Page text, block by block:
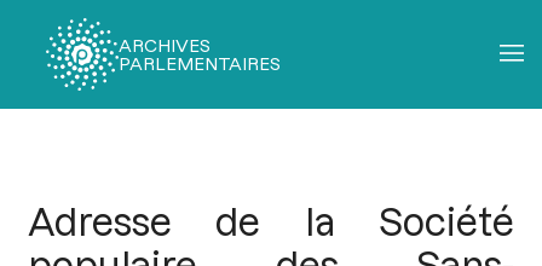
ARCHIVES
PARLEMENTAIRES
Adresse de la Société